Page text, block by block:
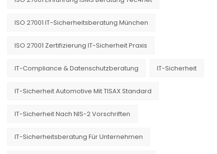
ISO 27001 IT-Sicherheitsberatung München
ISO 27001 Zertifizierung IT-Sicherheit Praxis
IT-Compliance & Datenschutzberatung IT-Sicherheit
IT-Sicherheit Automotive Mit TISAX Standard
IT-Sicherheit Nach NIS-2 Vorschriften
IT-Sicherheitsberatung Für Unternehmen